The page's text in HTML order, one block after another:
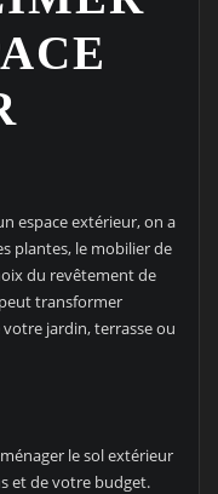
espace extérieur, on a
plantes, le mobilier de
du revêtement de
transformer
votre jardin, terrasse ou
le sol extérieur
et de votre budget.